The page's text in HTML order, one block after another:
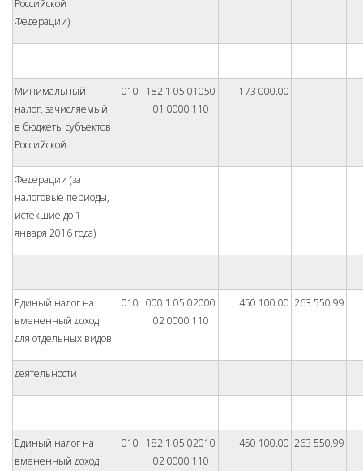
Российской
Федерации)
Минимальный
налог, зачисляемый
в бюджеты субъектов
Российской
010
182 1 05 01050
01 0000 110
173 000.00
Федерации (за
налоговые периоды,
истекшие до 1
января 2016 года)
Единый налог на
вмененный доход
для отдельных видов
010 000 1 05 02000
02 0000 110
450 100.00 263 550.99
деятельности
Единый налог на
вмененный доход
010
182 1 05 02010
02 0000 110
450 100.00 263 550.99